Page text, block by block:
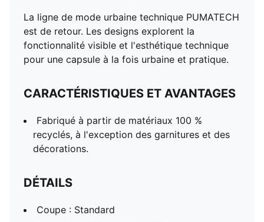
La ligne de mode urbaine technique PUMATECH
est de retour. Les designs explorent la
fonctionnalité visible et l'esthétique technique
pour une capsule à la fois urbaine et pratique.
CARACTÉRISTIQUES ET AVANTAGES
Fabriqué à partir de matériaux 100 %
recyclés, à l'exception des garnitures et des
décorations.
DÉTAILS
Coupe : Standard